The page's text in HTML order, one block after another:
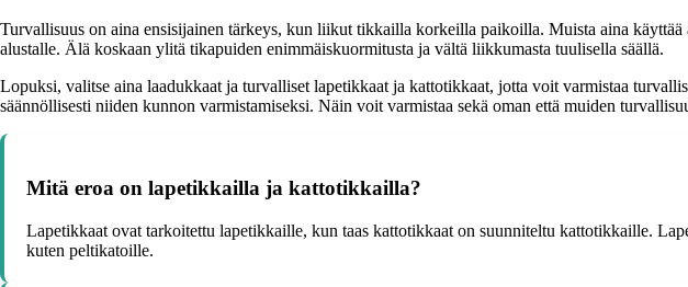
Turvallisuus on aina ensisijainen tärkeys, kun liikut tikkailla korkeilla paikoilla. Muista aina
alustalle. Älä koskaan ylitä tikapuiden enimmäiskuormitusta ja vältä liikkumasta tuulisella säällä.
Lopuksi, valitse aina laadukkaat ja turvalliset lapetikkaat ja kattotikkaat, jotta voit varmistaa
säännöllisesti niiden kunnon varmistamiseksi. Näin voit varmistaa sekä oman että muiden
Mitä eroa on lapetikkailla ja kattotikkailla?
Lapetikkaat ovat tarkoitettu lapetikkaille, kun taas kattotikkaat on suunniteltu kattotikkaille.
kuten peltikatoille.